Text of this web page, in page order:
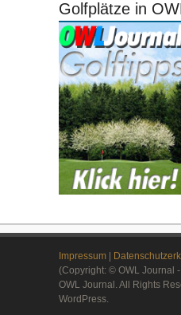
Golfplätze in
Impressum
(Copyright: © OWL Journal
OWL Journal. All Rights
WordPress.